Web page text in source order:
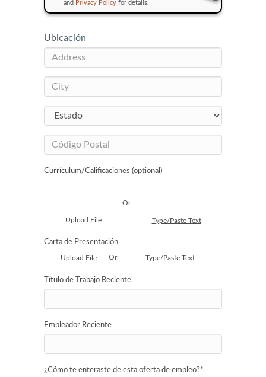
and Privacy Policy for details.
Ubicación
Currículum/Calificaciones (optional)
Upload File
Or
Type/Paste Text
Carta de Presentación
Upload File Or Type/Paste Text
Título de Trabajo Reciente
Empleador Reciente
¿Cómo te enteraste de esta oferta de empleo?*